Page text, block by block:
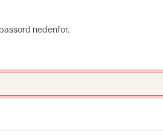
nedenfor.